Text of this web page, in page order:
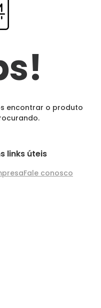
encontrar o produto
links úteis
Fale conosco